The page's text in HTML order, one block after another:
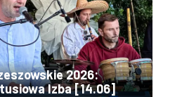
2026:
Izba [14.06]